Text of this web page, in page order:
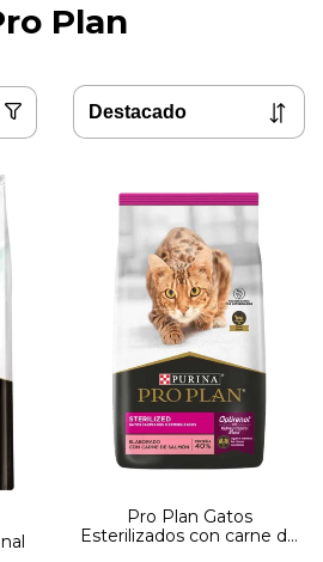
Plan
Pro Plan Gatos
Esterilizados con carne de